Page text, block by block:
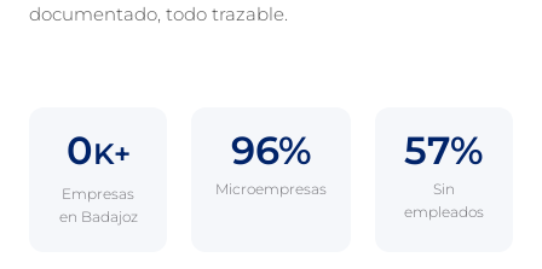
documentado, todo trazable.
0K+
Empresas
en Badajoz
96%
Microempresas
57%
Sin
empleados